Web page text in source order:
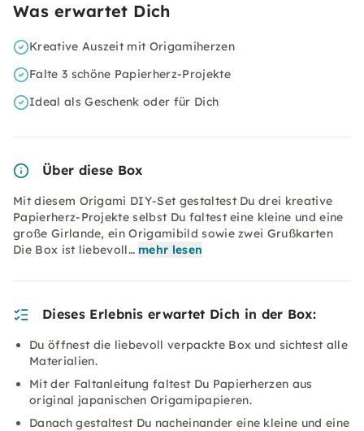
Was erwartet Dich
Kreative Auszeit mit Origamiherzen
Falte 3 schöne Papierherz-Projekte
Ideal als Geschenk oder für Dich
Über diese Box
Mit diesem Origami DIY-Set gestaltest Du drei kreative
Papierherz-Projekte selbst Du faltest eine kleine und eine
große Girlande, ein Origamibild sowie zwei Grußkarten
Die Box ist liebevoll… mehr lesen
Dieses Erlebnis erwartet Dich in der Box:
Du öffnest die liebevoll verpackte Box und sichtest alle
Materialien.
Mit der Faltanleitung faltest Du Papierherzen aus
original japanischen Origamipapieren.
Danach gestaltest Du nacheinander eine kleine und eine